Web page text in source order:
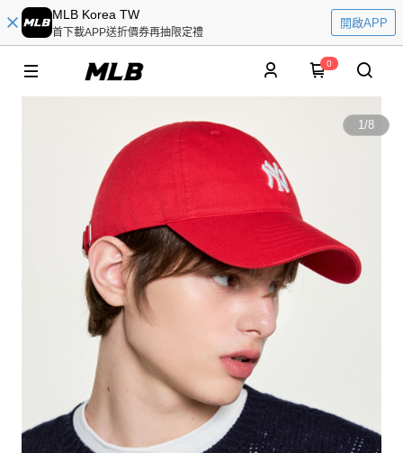
MLB Korea TW
首下載APP送折價券再抽限定禮
開啟APP
0
1/8